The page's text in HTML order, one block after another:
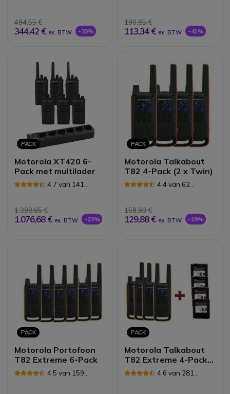
494,55 €
344,42 € ex. BTW -30%
190,85 €
113,34 € ex. BTW -41%
PACK
Motorola XT420 6-
Pack met multilader
4.7 van 141
1.398,65 €
1.076,68 € ex. BTW -23%
PACK
Motorola Talkabout
T82 4-Pack (2 x Twin)
4.4 van 62
159,90 €
129,88 € ex. BTW -19%
PACK
Motorola Portofoon
T82 Extreme 6-Pack
4.5 van 159
PACK
Motorola Talkabout
T82 Extreme 4-Pack +
4x Reserve Batterijen
4.6 van 281